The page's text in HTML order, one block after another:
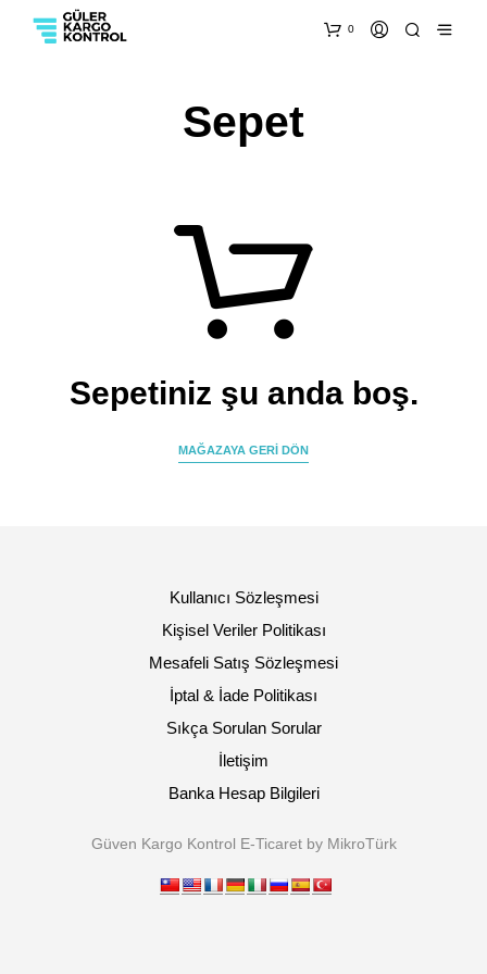
0
Sepet
Sepetiniz şu anda boş.
MAĞAZAYA GERI DÖN
Kullanıcı Sözleşmesi
Kişisel Veriler Politikası
Mesafeli Satış Sözleşmesi
İptal & İade Politikası
Sıkça Sorulan Sorular
İletişim
Banka Hesap Bilgileri
Güven Kargo Kontrol E-Ticaret by MikroTürk